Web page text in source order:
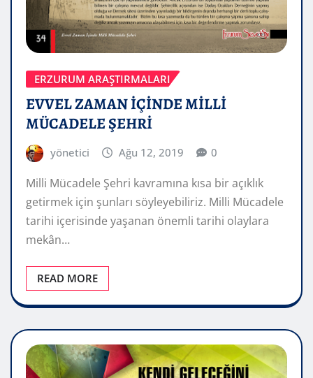
ERZURUM ARAŞTIRMALARI
EVVEL ZAMAN İÇİNDE MİLLİ
MÜCADELE ŞEHRİ
yönetici Ağu 12, 2019 0
Milli Mücadele Şehri kavramına kısa bir açıklık
getirmek için şunları söyleyebiliriz. Milli Mücadele
tarihi içerisinde yaşanan önemli tarihi olaylara
mekân…
READ MORE